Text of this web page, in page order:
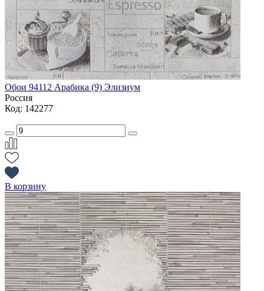
Обои 94112 Арабика (9) Элизиум
Россия
Код: 142277
В корзину